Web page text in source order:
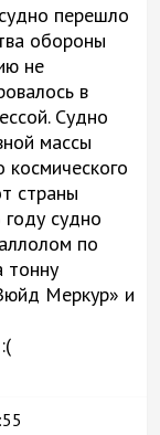
перешло
обороны
не
в
Судно
массы
космического
страны
судно
по
тонну
Меркур» и
:(